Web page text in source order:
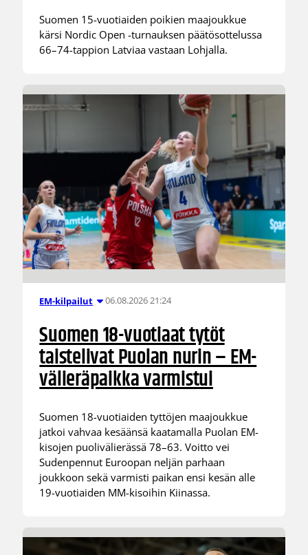
Suomen 15-vuotiaiden poikien maajoukkue
kärsi Nordic Open -turnauksen päätösottelussa
66–74-tappion Latviaa vastaan Lohjalla.
EM-kilpailut 06.08.2026 21:24
Suomen 18-vuotiaat tytöt
taistelivat Puolan nurin – EM-
välieräpaikka varmistui
Suomen 18-vuotiaiden tyttöjen maajoukkue
jatkoi vahvaa kesäänsä kaatamalla Puolan EM-
kisojen puolivälierässä 78–63. Voitto vei
Sudenpennut Euroopan neljän parhaan
joukkoon sekä varmisti paikan ensi kesän alle
19-vuotiaiden MM-kisoihin Kiinassa.